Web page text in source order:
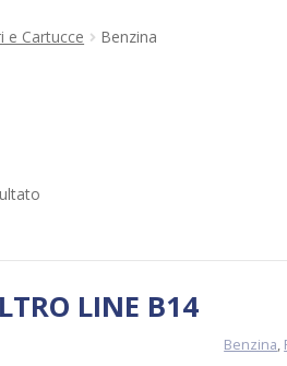
e Cartucce Benzina
LINE B14
Benzina,